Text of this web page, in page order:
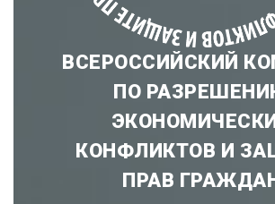
ВСЕРОССИЙСКИЙ
ПО
КОНФЛИКТОВ И
ПРАВ